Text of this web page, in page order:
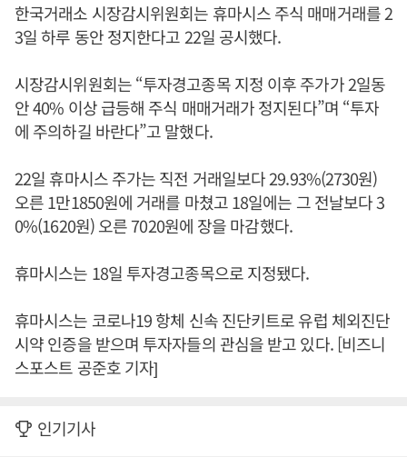
한국거래소 시장감시위원회는 휴마시스 주식 매매거래를 2
3일 하루 동안 정지한다고 22일 공시했다.
시장감시위원회는 “투자경고종목 지정 이후 주가가 2일동
안 40% 이상 급등해 주식 매매거래가 정지된다”며 “투자
에 주의하길 바란다”고 말했다.
22일 휴마시스 주가는 직전 거래일보다 29.93%(2730원)
오른 1만1850원에 거래를 마쳤고 18일에는 그 전날보다 3
0%(1620원) 오른 7020원에 장을 마감했다.
휴마시스는 18일 투자경고종목으로 지정됐다.
휴마시스는 코로나19 항체 신속 진단키트로 유럽 체외진단
시약 인증을 받으며 투자자들의 관심을 받고 있다. [비즈니
스포스트 공준호 기자]
인기기사